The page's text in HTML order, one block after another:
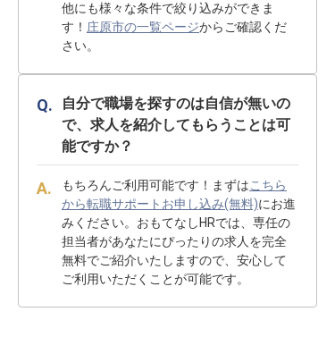
他にも様々な条件で絞り込みができま
す！ 庄原市の一覧ページからご確認くだ
さい。
自分で職場を探すのは自信が無いの
で、求人を紹介してもらうことは可
能ですか？
もちろんご利用可能です！まずはこちら
から転職サポートお申し込み(無料)にお進
みください。おもてなしHRでは、専任の
担当者があなたにぴったりの求人を完全
無料でご紹介いたしますので、安心して
ご利用いただくことが可能です。